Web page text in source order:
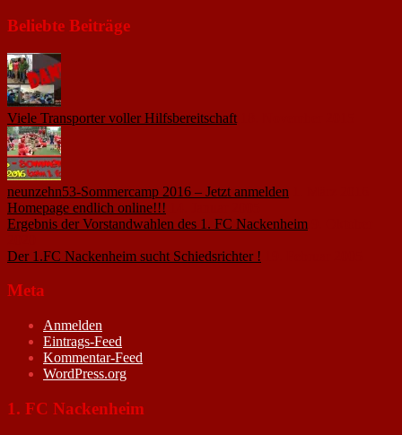
Beliebte Beiträge
Viele Transporter voller Hilfsbereitschaft
neunzehn53-Sommercamp 2016 – Jetzt anmelden
Homepage endlich online!!!
Ergebnis der Vorstandwahlen des 1. FC Nackenheim
Der 1.FC Nackenheim sucht Schiedsrichter !
Meta
Anmelden
Eintrags-Feed
Kommentar-Feed
WordPress.org
1. FC Nackenheim